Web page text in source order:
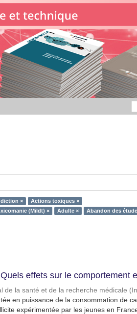
×
Actions toxiques ×
(Mildt) ×
Adulte × Abandon des
effets sur le comportement
de la santé et de la recherche médicale
en puissance de la consommation de
expérimentée par les jeunes en